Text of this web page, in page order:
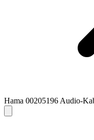
Hama 00205196 Audio-